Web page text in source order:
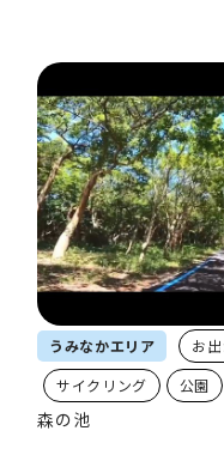
うみなかエリア
お
サイクリング
公園
森の池